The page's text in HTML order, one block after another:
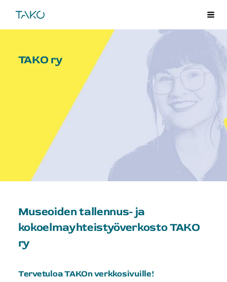
Siirry
TAKO
TAKO ry
Museoiden tallennus- ja
kokoelmayhteistyöverkosto TAKO
ry
Tervetuloa TAKOn verkkosivuille!